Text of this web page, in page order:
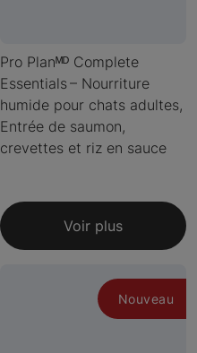
Pro Planᴹᴰ Complete
Essentials – Nourriture
humide pour chats adultes,
Entrée de saumon,
crevettes et riz en sauce
Voir plus
Nouveau